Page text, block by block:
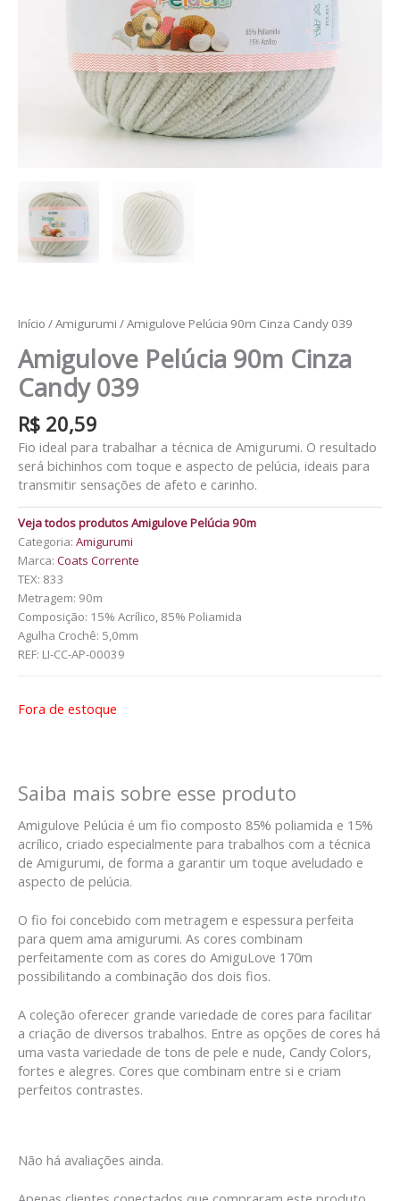
Início /Amigurumi / Amigulove Pelúcia 90m Cinza Candy 039
Amigulove Pelúcia 90m Cinza
Candy 039
R$ 20,59
Fio ideal para trabalhar a técnica de Amigurumi. O resultado
será bichinhos com toque e aspecto de pelúcia, ideais para
transmitir sensações de afeto e carinho.
Veja todos produtos Amigulove Pelúcia 90m
Categoria: Amigurumi
Marca: Coats Corrente
TEX: 833
Metragem: 90m
Composição: 15% Acrílico, 85% Poliamida
Agulha Crochê: 5,0mm
REF: LI-CC-AP-00039
Fora de estoque
Saiba mais sobre esse produto
Amigulove Pelúcia é um fio composto 85% poliamida e 15%
acrílico, criado especialmente para trabalhos com a técnica
de Amigurumi, de forma a garantir um toque aveludado e
aspecto de pelúcia.
O fio foi concebido com metragem e espessura perfeita
para quem ama amigurumi. As cores combinam
perfeitamente com as cores do AmiguLove 170m
possibilitando a combinação dos dois fios.
A coleção oferecer grande variedade de cores para facilitar
a criação de diversos trabalhos. Entre as opções de cores há
uma vasta variedade de tons de pele e nude, Candy Colors,
fortes e alegres. Cores que combinam entre si e criam
perfeitos contrastes.
Não há avaliações ainda.